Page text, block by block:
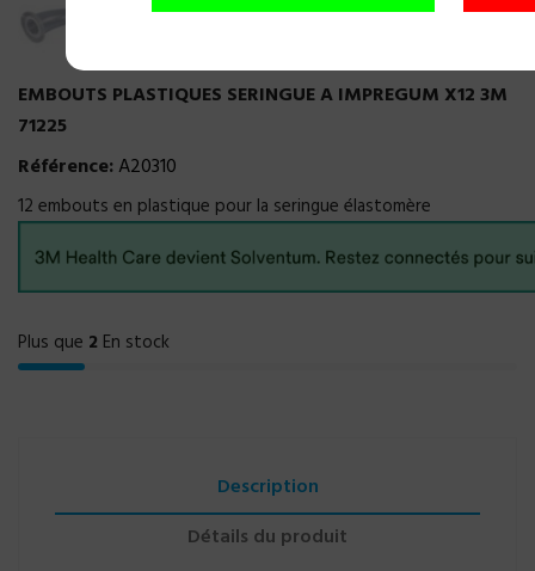
EMBOUTS PLASTIQUES SERINGUE A IMPREGUM X12 3M
71225
Référence:A20310
12 embouts en plastique pour la seringue élastomère
Plus que 2 En stock
Description
Détails du produit